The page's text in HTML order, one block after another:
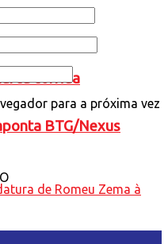
corrida
BTG/Nexus
para a próxima vez